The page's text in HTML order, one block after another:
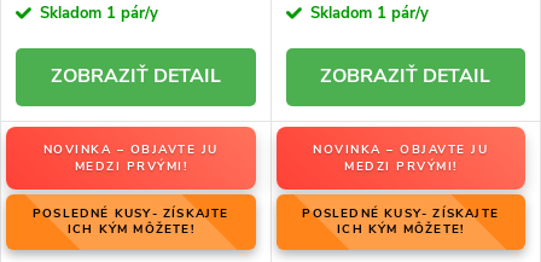
Skladom 1 pár/y
DETAIL
Skladom 1 pár/y
DETAIL
NOVINKA – OBJAVTE JU
MEDZI PRVÝMI!
POSLEDNÉ KUSY- ZÍSKAJTE
ICH KÝM MÔŽETE!
NOVINKA – OBJAVTE JU
MEDZI PRVÝMI!
POSLEDNÉ KUSY- ZÍSKAJTE
ICH KÝM MÔŽETE!